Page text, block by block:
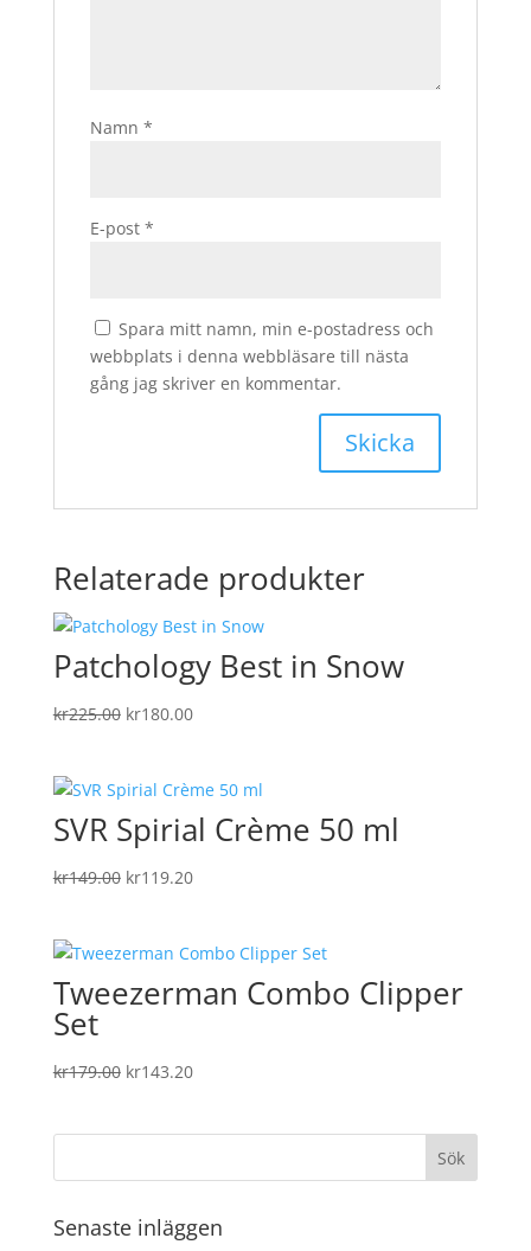
Namn *
E-post *
Spara mitt namn, min e-postadress och
webbplats i denna webbläsare till nästa
gång jag skriver en kommentar.
Relaterade produkter
Patchology Best in Snow
kr225.00 Det
var:
kr225.00.
kr180.00Det
är:
kr180.00.
SVR Spirial Crème 50 ml
kr149.00 Det
var:
kr149.00.
kr119.20Det
är:
kr119.20.
Tweezerman Combo Clipper
Set
kr179.00 Det
kr179.00.
kr143.20Det
kr143.20.
Senaste inläggen